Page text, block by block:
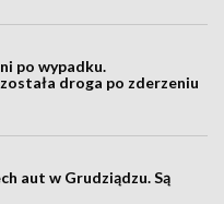
po wypadku.
droga po zderzeniu
aut w Grudziądzu. Są